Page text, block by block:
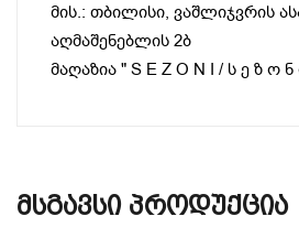
მის.: თბილისი, ვაშლიჯვრის
აღმაშენებლის 2ბ
მაღაზია " S E Z O N I / ს ე ზ ო ნ
Მსგავსი Პროდუქცია